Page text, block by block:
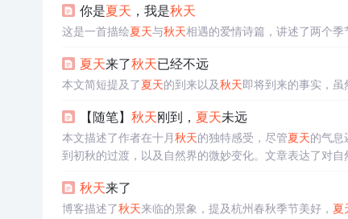
你是夏天 ，我是秋天
这是一首描绘夏天与秋天相遇的爱情诗篇，讲述了两个季
夏天来了秋天已经不远
本文简短提及了夏天的到来以及秋天即将到来的事实，虽
【随笔】 秋天刚到， 夏天未远
本文描述了作者在十月秋天的独特感受，尽管夏天的气息
到初秋的过渡，以及自然界的微妙变化。文章表达了对自
秋天来了
博客描述了秋天来临的景象，提及杭州春秋季节美好， 夏